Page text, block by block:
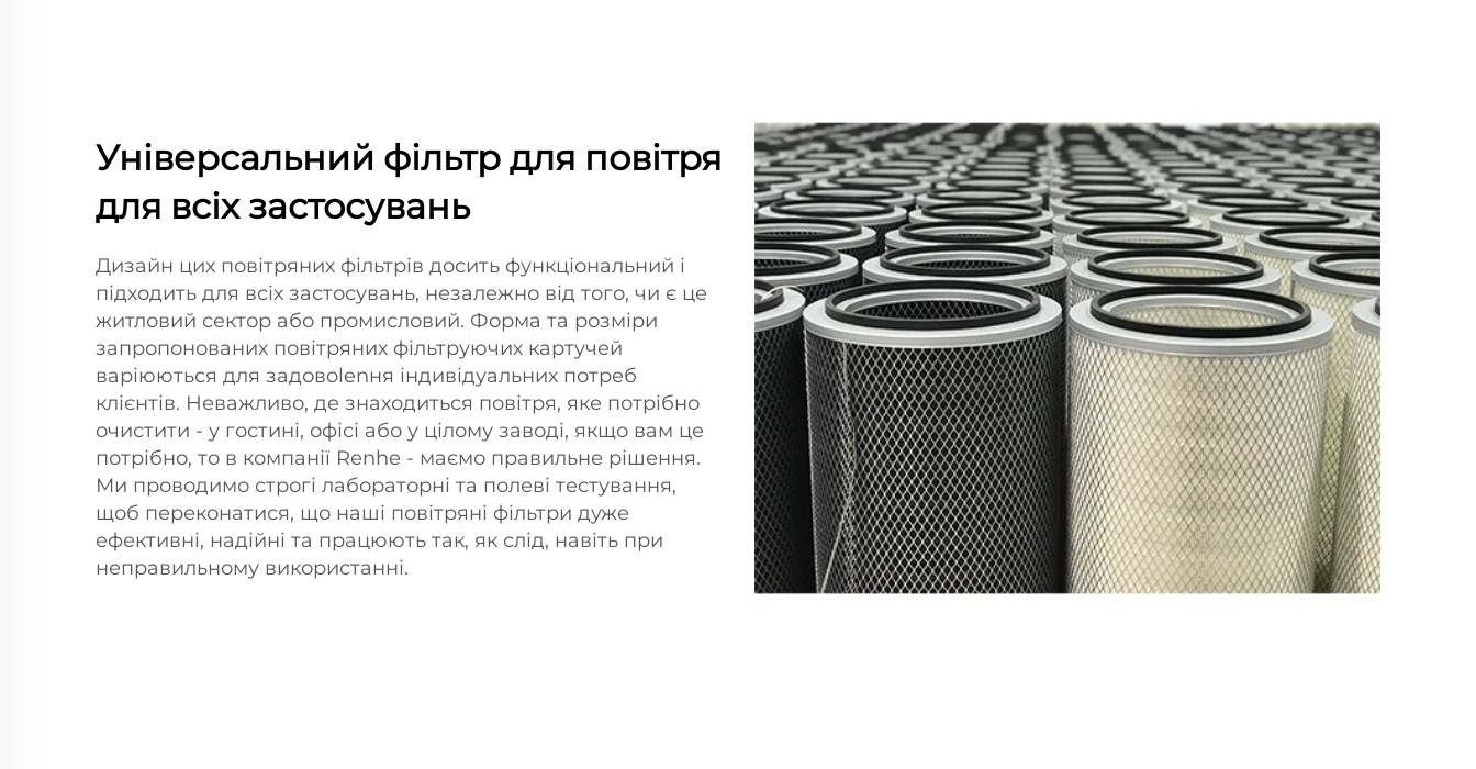
Універсальний фільтр для повітря
для всіх застосувань
Дизайн цих повітряних фільтрів досить функціональний і
підходить для всіх застосувань, незалежно від того, чи є це
житловий сектор або промисловий. Форма та розміри
запропонованих повітряних фільтруючих картучей
варіюються для задовolenня індивідуальних потреб
клієнтів. Неважливо, де знаходиться повітря, яке потрібно
очистити - у гостині, офісі або у цілому заводі, якщо вам це
потрібно, то в компанії Renhe - маємо правильне рішення.
Ми проводимо строгі лабораторні та полеві тестування,
щоб переконатися, що наші повітряні фільтри дуже
ефективні, надійні та працюють так, як слід, навіть при
неправильному використанні.